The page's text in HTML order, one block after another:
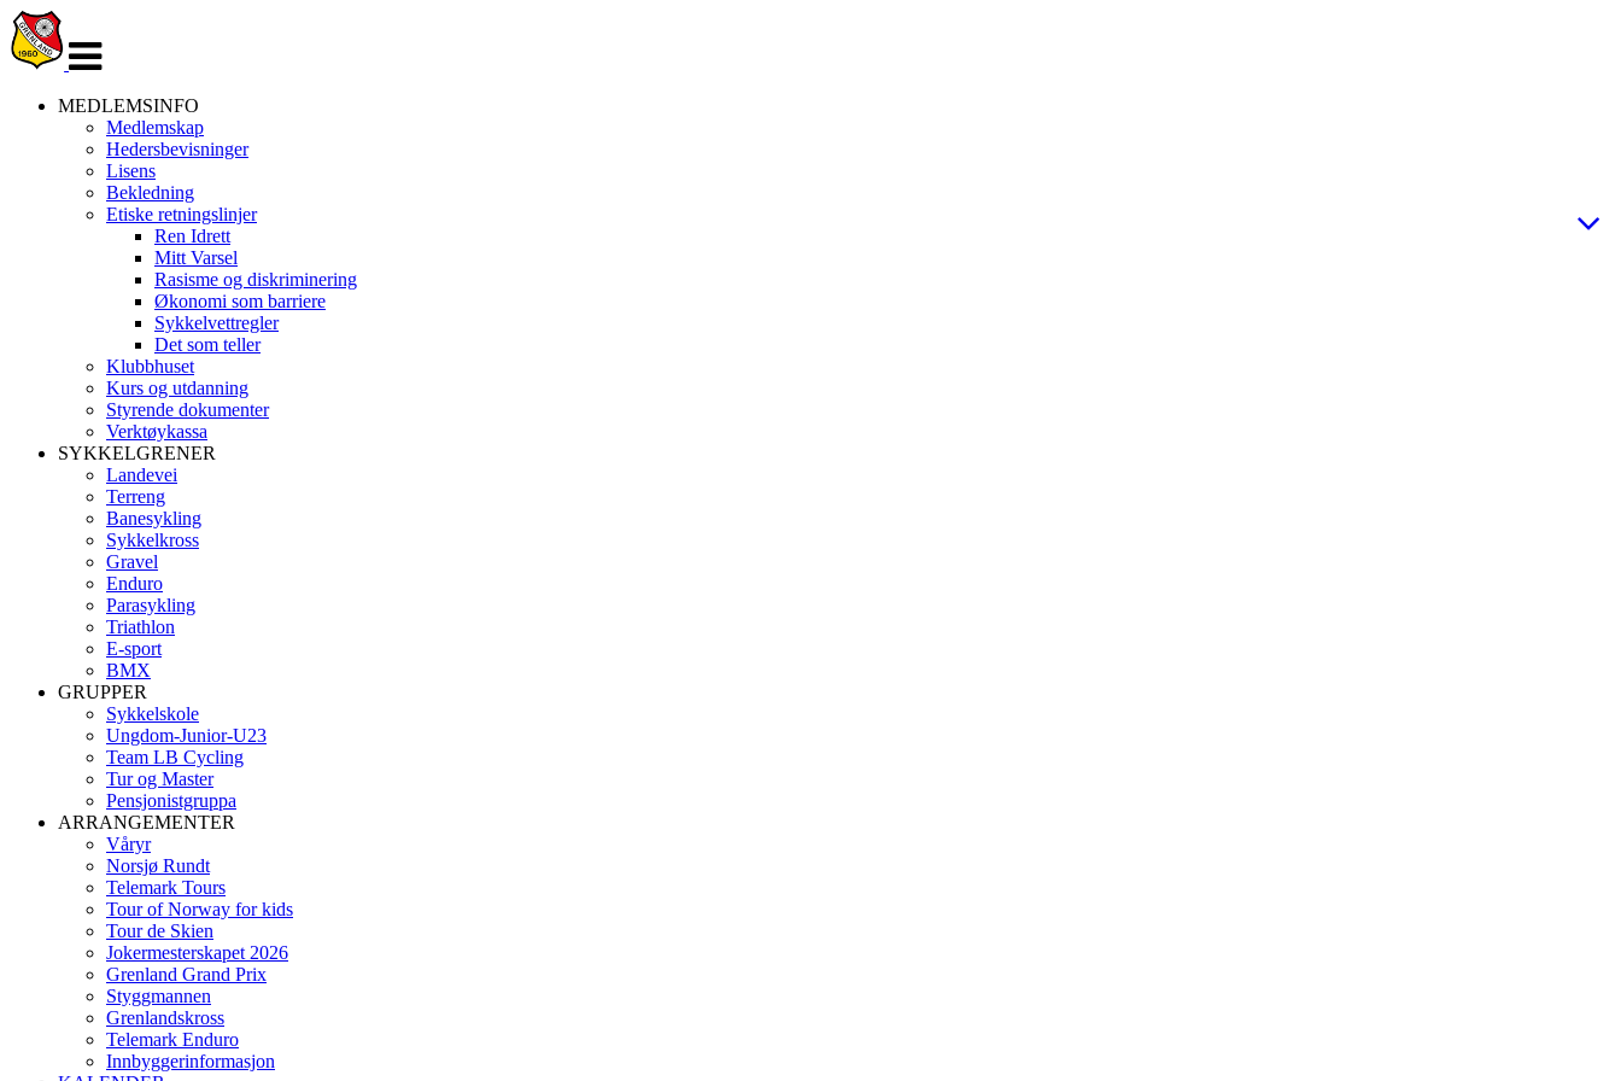
navigasjon
MEDLEMSINFO
Medlemskap
Hedersbevisninger
Lisens
Bekledning
Etiske retningslinjer
Ren Idrett
Mitt Varsel
Rasisme og diskriminering
Økonomi som barriere
Sykkelvettregler
Det som teller
Klubbhuset
Kurs og utdanning
Styrende dokumenter
Verktøykassa
SYKKELGRENER
Landevei
Terreng
Banesykling
Sykkelkross
Gravel
Enduro
Parasykling
Triathlon
E-sport
BMX
GRUPPER
Sykkelskole
Ungdom-Junior-U23
Team LB Cycling
Tur og Master
Pensjonistgruppa
ARRANGEMENTER
Våryr
Norsjø Rundt
Telemark Tours
Tour of Norway for kids
Tour de Skien
Jokermesterskapet 2026
Grenland Grand Prix
Styggmannen
Grenlandskross
Telemark Enduro
Innbyggerinformasjon